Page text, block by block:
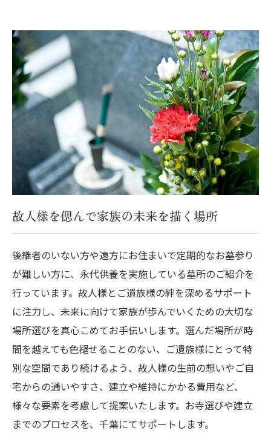
故人様を偲んで家族の未来を描く場所
後継者のいない方や遠方にお住まいで定期的なお墓参り
が難しい方に、永代供養を実施している墓所のご紹介を
行っています。故人様とご遺族様の絆を深めるサポート
に注力し、未来に向けて家族が歩んでいくための大切な
場所選びを真心こめてお手伝いします。選んだ場所が時
間を越えても色褪せることのない、ご遺族様にとって特
別な空間であり続けるよう、故人様の生前の想いやご自
宅からの通いやすさ、建立や維持にかかる費用など、
様々な要素を考慮して提案いたします。お寺選びや建立
までのプロセスを、千葉にてサポートします。